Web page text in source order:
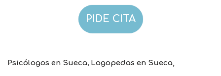
PIDE CITA
Psicólogos en Sueca, Logopedas en Sueca,